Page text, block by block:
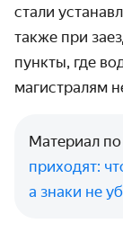
стали
также при
пункты, где
магистралям
Материал по
приходят:
а знаки не